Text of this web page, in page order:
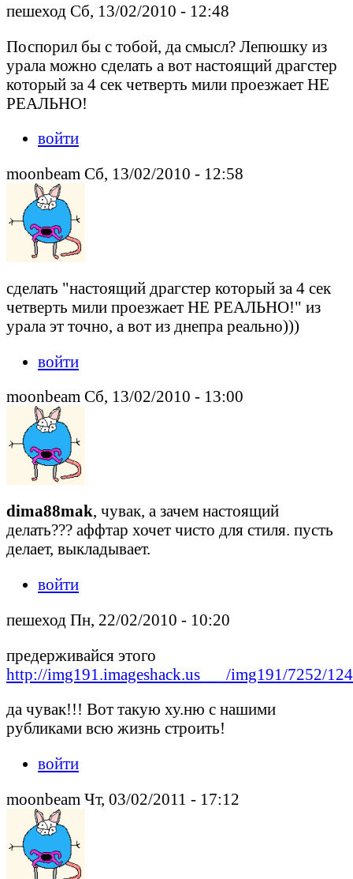
пешеход Сб, 13/02/2010 - 12:48
Поспорил бы с тобой, да смысл? Лепюшку из
урала можно сделать а вот настоящий драгстер
который за 4 сек четверть мили проезжает НЕ
РЕАЛЬНО!
войти
moonbeam Сб, 13/02/2010 - 12:58
сделать "настоящий драгстер который за 4 сек
четверть мили проезжает НЕ РЕАЛЬНО!" из
урала эт точно, а вот из днепра реально)))
войти
moonbeam Сб, 13/02/2010 - 13:00
dima88mak, чувак, а зачем настоящий
делать??? аффтар хочет чисто для стиля. пусть
делает, выкладывает.
войти
пешеход Пн, 22/02/2010 - 10:20
предерживайся этого
http://img191.imageshack.us___/img191/7252/
да чувак!!! Вот такую ху.ню с нашими
рубликами всю жизнь строить!
войти
moonbeam Чт, 03/02/2011 - 17:12